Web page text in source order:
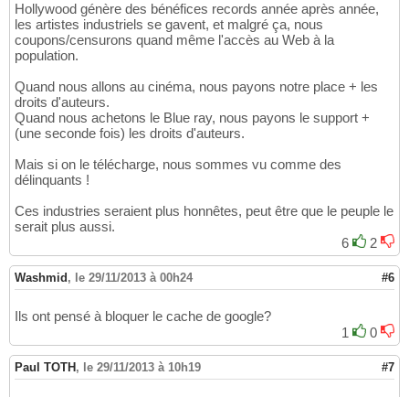
Hollywood génère des bénéfices records année après année,
les artistes industriels se gavent, et malgré ça, nous
coupons/censurons quand même l'accès au Web à la
population.
Quand nous allons au cinéma, nous payons notre place + les
droits d'auteurs.
Quand nous achetons le Blue ray, nous payons le support +
(une seconde fois) les droits d'auteurs.
Mais si on le télécharge, nous sommes vu comme des
délinquants !
Ces industries seraient plus honnêtes, peut être que le peuple le
serait plus aussi.
6
2
Washmid , le 29/11/2013 à 00h24 #6
Ils ont pensé à bloquer le cache de google?
1
0
Paul TOTH , le 29/11/2013 à 10h19 #7